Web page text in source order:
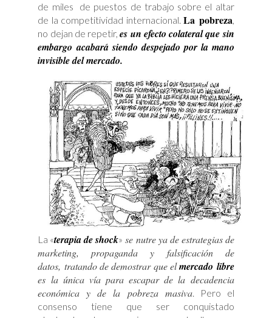
de miles de puestos de trabajo sobre el altar
de la competitividad internacional.La pobreza,
no dejan de repetir,es un efecto colateral que sin
embargo acabará siendo despejado por la mano
invisible del mercado.
La «terapia de shock» se nutre ya de estrategias de
marketing, propaganda y falsificación de
datos, tratando de demostrar que elmercado libre
es la única vía para escapar de la decadencia
económica y de la pobreza masiva. Pero el
consenso tiene que ser conquistado